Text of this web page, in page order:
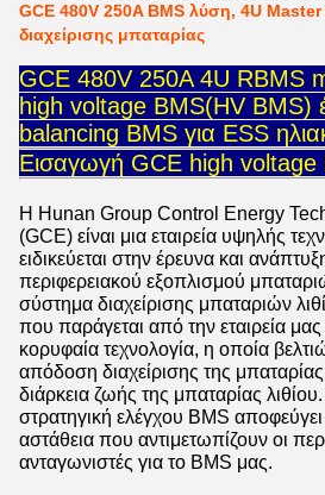
GCE 480V 250A BMS λύση, 4U
διαχείρισης μπαταρίας
GCE 480V 250A 4U RBMS
high voltage BMS(HV BMS)
balancing BMS για ESS
Εισαγωγή GCE high voltage
Η Hunan Group Control Energy
(GCE) είναι μια εταιρεία υψηλής
ειδικεύεται στην έρευνα και
περιφερειακού εξοπλισμού
σύστημα διαχείρισης μπαταριών
που παράγεται από την εταιρεία μας
κορυφαία τεχνολογία, η οποία
απόδοση διαχείρισης της μπαταρίας
διάρκεια ζωής της μπαταρίας
στρατηγική ελέγχου BMS αποφεύγει
αστάθεια που αντιμετωπίζουν οι
ανταγωνιστές για το BMS μας.